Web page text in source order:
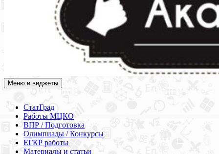
Академия СОВА
Подготовка к ЕГЭ, ОГЭ, ВПР, МЦКО, СтатГрад, КДР, ВОШ,
Меню и виджеты
СтатГрад
Работы МЦКО
ВПР / Подготовка
Олимпиады / Конкурсы
ЕГКР работы
Материалы и статьи